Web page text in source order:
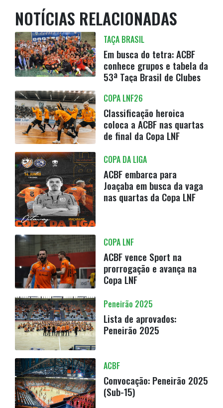
NOTÍCIAS RELACIONADAS
TAÇA BRASIL
Em busca do tetra: ACBF
conhece grupos e tabela da
53ª Taça Brasil de Clubes
COPA LNF26
Classificação heroica
coloca a ACBF nas quartas
de final da Copa LNF
COPA DA LIGA
ACBF embarca para
Joaçaba em busca da vaga
nas quartas da Copa LNF
COPA LNF
ACBF vence Sport na
prorrogação e avança na
Copa LNF
Peneirão 2025
Lista de aprovados:
Peneirão 2025
ACBF
Convocação: Peneirão 2025
(Sub-15)